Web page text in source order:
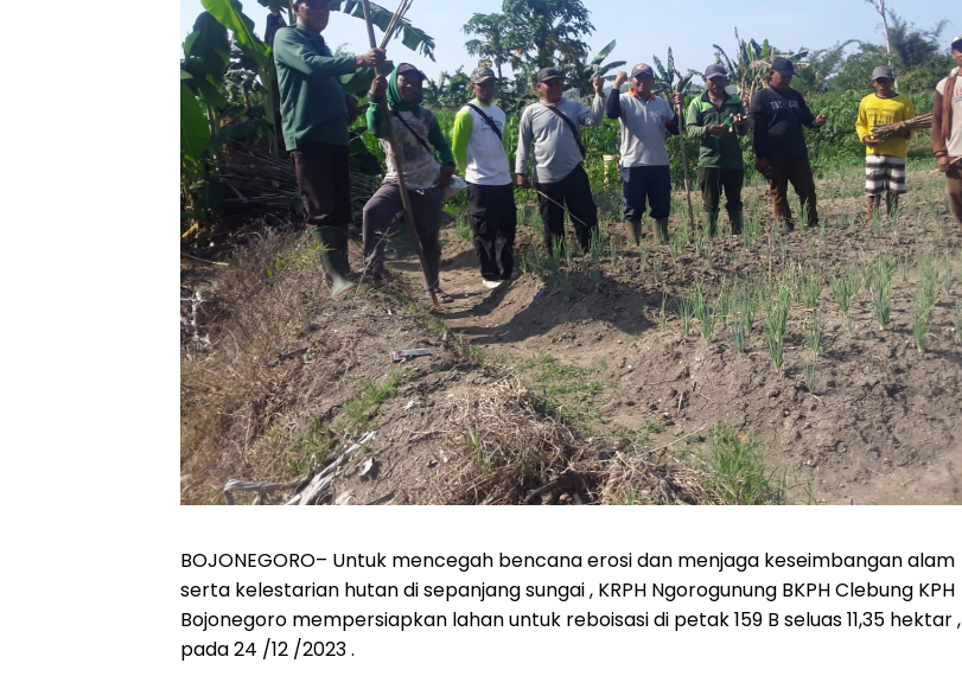
BOJONEGORO– Untuk mencegah bencana erosi dan menjaga keseimbangan alam
serta kelestarian hutan di sepanjang sungai , KRPH Ngorogunung BKPH Clebung KPH
Bojonegoro mempersiapkan lahan untuk reboisasi di petak 159 B seluas 11,35 hektar ,
pada 24 /12 /2023 .